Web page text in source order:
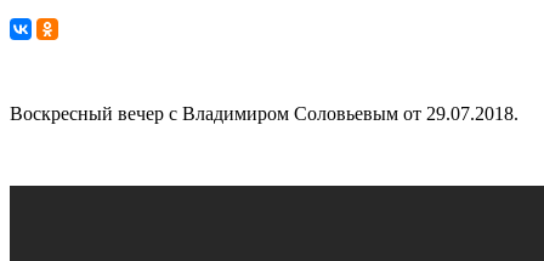
Воскресный вечер с Владимиром Соловьевым от 29.07.2018.